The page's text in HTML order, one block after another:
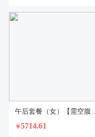
￥5714.61